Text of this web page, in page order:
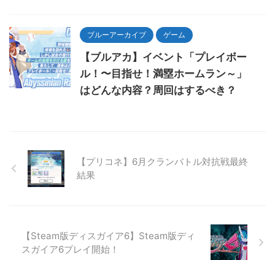
ブルーアーカイブ ゲーム
【ブルアカ】イベント「プレイボー
ル！〜目指せ！満塁ホームラン～」
はどんな内容？周回はするべき？
【プリコネ】6月クランバトル対抗戦最終
結果
【Steam版ディスガイア6】Steam版ディ
スガイア6プレイ開始！